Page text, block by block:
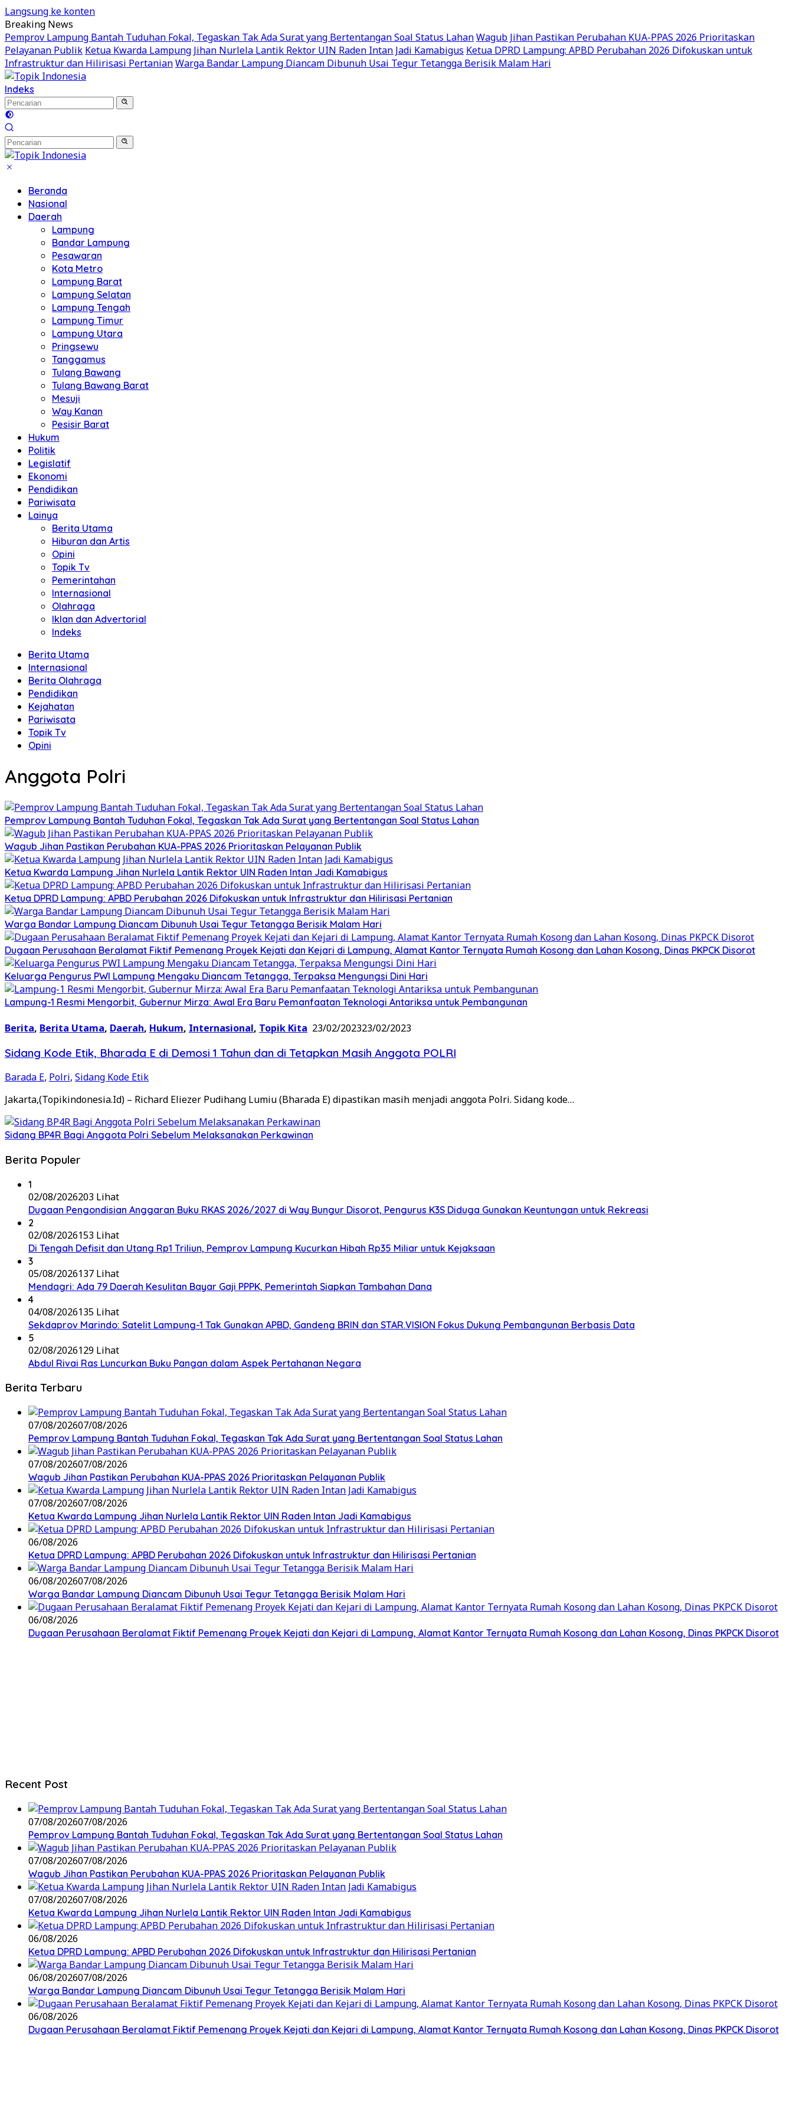
Langsung ke konten
Breaking News
Pemprov Lampung Bantah Tuduhan Fokal, Tegaskan Tak Ada Surat yang Bertentangan Soal Status LahanWagub Jihan Pastikan Perubahan KUA-PPAS 2026 Prioritaskan
Pelayanan Publik Ketua Kwarda Lampung Jihan Nurlela Lantik Rektor UIN Raden Intan Jadi Kamabigus Ketua DPRD Lampung: APBD Perubahan 2026 Difokuskan untuk
Infrastruktur dan Hilirisasi PertanianWarga Bandar Lampung Diancam Dibunuh Usai Tegur Tetangga Berisik Malam Hari
Indeks
Beranda
Nasional
Daerah
Lampung
Bandar Lampung
Pesawaran
Kota Metro
Lampung Barat
Lampung Selatan
Lampung Tengah
Lampung Timur
Lampung Utara
Pringsewu
Tanggamus
Tulang Bawang
Tulang Bawang Barat
Mesuji
Way Kanan
Pesisir Barat
Hukum
Politik
Legislatif
Ekonomi
Pendidikan
Pariwisata
Lainya
Berita Utama
Hiburan dan Artis
Opini
Topik Tv
Pemerintahan
Internasional
Olahraga
Iklan dan Advertorial
Indeks
Berita Utama
Internasional
Berita Olahraga
Pendidikan
Kejahatan
Pariwisata
Topik Tv
Opini
Anggota Polri
Pemprov Lampung Bantah Tuduhan Fokal, Tegaskan Tak Ada Surat yang Bertentangan Soal Status Lahan
Wagub Jihan Pastikan Perubahan KUA-PPAS 2026 Prioritaskan Pelayanan Publik
Ketua Kwarda Lampung Jihan Nurlela Lantik Rektor UIN Raden Intan Jadi Kamabigus
Ketua DPRD Lampung: APBD Perubahan 2026 Difokuskan untuk Infrastruktur dan Hilirisasi Pertanian
Warga Bandar Lampung Diancam Dibunuh Usai Tegur Tetangga Berisik Malam Hari
Dugaan Perusahaan Beralamat Fiktif Pemenang Proyek Kejati dan Kejari di Lampung, Alamat Kantor Ternyata Rumah Kosong dan Lahan Kosong, Dinas PKPCK Disorot
Keluarga Pengurus PWI Lampung Mengaku Diancam Tetangga, Terpaksa Mengungsi Dini Hari
Lampung-1 Resmi Mengorbit, Gubernur Mirza: Awal Era Baru Pemanfaatan Teknologi Antariksa untuk Pembangunan
Berita, Berita Utama, Daerah, Hukum, Internasional, Topik Kita 23/02/202323/02/2023
Sidang Kode Etik, Bharada E di Demosi 1 Tahun dan di Tetapkan Masih Anggota POLRI
Barada E, Polri, Sidang Kode Etik
Jakarta,(Topikindonesia.Id) – Richard Eliezer Pudihang Lumiu (Bharada E) dipastikan masih menjadi anggota Polri. Sidang kode…
Sidang BP4R Bagi Anggota Polri Sebelum Melaksanakan Perkawinan
Berita Populer
1
02/08/2026203 Lihat
Dugaan Pengondisian Anggaran Buku RKAS 2026/2027 di Way Bungur Disorot, Pengurus K3S Diduga Gunakan Keuntungan untuk Rekreasi
2
02/08/2026153 Lihat
Di Tengah Defisit dan Utang Rp1 Triliun, Pemprov Lampung Kucurkan Hibah Rp35 Miliar untuk Kejaksaan
3
05/08/2026137 Lihat
Mendagri: Ada 79 Daerah Kesulitan Bayar Gaji PPPK, Pemerintah Siapkan Tambahan Dana
4
04/08/2026135 Lihat
Sekdaprov Marindo: Satelit Lampung-1 Tak Gunakan APBD, Gandeng BRIN dan STAR.VISION Fokus Dukung Pembangunan Berbasis Data
5
02/08/2026129 Lihat
Abdul Rivai Ras Luncurkan Buku Pangan dalam Aspek Pertahanan Negara
Berita Terbaru
07/08/202607/08/2026
Pemprov Lampung Bantah Tuduhan Fokal, Tegaskan Tak Ada Surat yang Bertentangan Soal Status Lahan
07/08/202607/08/2026
Wagub Jihan Pastikan Perubahan KUA-PPAS 2026 Prioritaskan Pelayanan Publik
07/08/202607/08/2026
Ketua Kwarda Lampung Jihan Nurlela Lantik Rektor UIN Raden Intan Jadi Kamabigus
06/08/2026
Ketua DPRD Lampung: APBD Perubahan 2026 Difokuskan untuk Infrastruktur dan Hilirisasi Pertanian
06/08/202607/08/2026
Warga Bandar Lampung Diancam Dibunuh Usai Tegur Tetangga Berisik Malam Hari
06/08/2026
Dugaan Perusahaan Beralamat Fiktif Pemenang Proyek Kejati dan Kejari di Lampung, Alamat Kantor Ternyata Rumah Kosong dan Lahan Kosong, Dinas PKPCK Disorot
Recent Post
07/08/202607/08/2026
Pemprov Lampung Bantah Tuduhan Fokal, Tegaskan Tak Ada Surat yang Bertentangan Soal Status Lahan
07/08/202607/08/2026
Wagub Jihan Pastikan Perubahan KUA-PPAS 2026 Prioritaskan Pelayanan Publik
07/08/202607/08/2026
Ketua Kwarda Lampung Jihan Nurlela Lantik Rektor UIN Raden Intan Jadi Kamabigus
06/08/2026
Ketua DPRD Lampung: APBD Perubahan 2026 Difokuskan untuk Infrastruktur dan Hilirisasi Pertanian
06/08/202607/08/2026
Warga Bandar Lampung Diancam Dibunuh Usai Tegur Tetangga Berisik Malam Hari
06/08/2026
Dugaan Perusahaan Beralamat Fiktif Pemenang Proyek Kejati dan Kejari di Lampung, Alamat Kantor Ternyata Rumah Kosong dan Lahan Kosong, Dinas PKPCK Disorot